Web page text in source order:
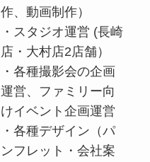
作、動画制作）
・スタジオ運営 (長崎
店・大村店2店舗）
・各種撮影会の企画
運営、ファミリー向
けイベント企画運営
・各種デザイン（パ
ンフレット・会社案